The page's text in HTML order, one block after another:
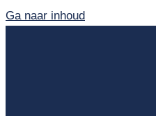
Ga naar inhoud